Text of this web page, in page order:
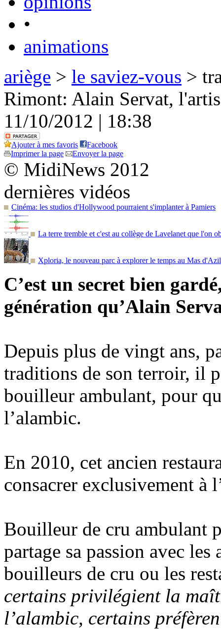
•
animations
ariège > le saviez-vous >
Rimont: Alain Servat,
11/10/2012 | 18:38
Ajouter à mes favoris
Facebook
Imprimer la page
Envoyer la page
© MidiNews 2012
dernières vidéos
Cinéma: les studios d'Hollywood pourraient s'implanter à Pamiers
La terre tremble et c'est au collège de Lavelanet que l'on
Xploria, le nouveau parc à explorer le temps au Mas d'Azil
C’est un secret bien
génération qu’Alain
Depuis plus de vingt ans,
traditions de son terroir, il
bouilleur ambulant, pour
l’alambic.
En 2010, cet ancien
consacrer exclusivement à
Bouilleur de cru ambulant
partage sa passion avec les
bouilleurs de cru ou les
certains privilégient la
l’alambic, certains